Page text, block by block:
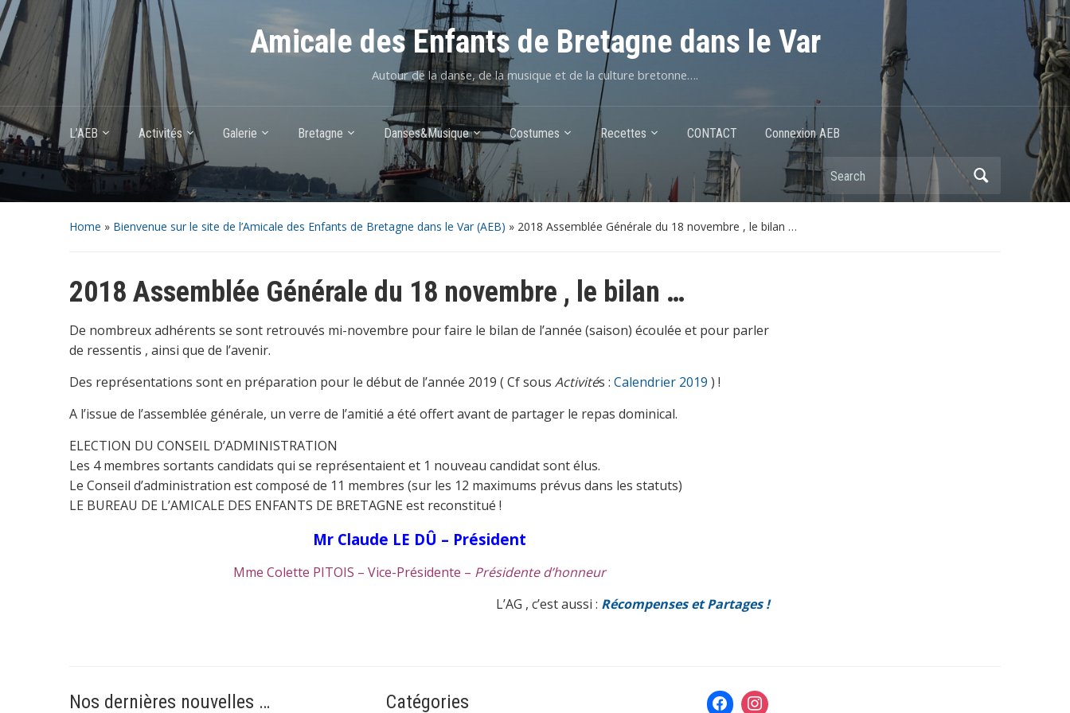
Amicale des Enfants de Bretagne dans le Var
Autour de la danse, de la musique et de la culture bretonne….
L’AEB Activités Galerie Bretagne Danses&Musique Costumes Recettes CONTACT Connexion AEB
Home » Bienvenue sur le site de l’Amicale des Enfants de Bretagne dans le Var (AEB) » 2018 Assemblée Générale du 18 novembre , le bilan …
2018 Assemblée Générale du 18 novembre , le bilan …
De nombreux adhérents se sont retrouvés mi-novembre pour faire le bilan de l’année (saison) écoulée et pour parler
de ressentis , ainsi que de l’avenir.
Des représentations sont en préparation pour le début de l’année 2019 ( Cf sous Activités : Calendrier 2019 ) !
A l’issue de l’assemblée générale, un verre de l’amitié a été offert avant de partager le repas dominical.
ELECTION DU CONSEIL D’ADMINISTRATION
Les 4 membres sortants candidats qui se représentaient et 1 nouveau candidat sont élus.
Le Conseil d’administration est composé de 11 membres (sur les 12 maximums prévus dans les statuts)
LE BUREAU DE L’AMICALE DES ENFANTS DE BRETAGNE est reconstitué !
Mr Claude LE DÛ – Président
Mme Colette PITOIS – Vice-Présidente – Présidente d’honneur
L’AG , c’est aussi : Récompenses et Partages !
Nos dernières nouvelles … Catégories